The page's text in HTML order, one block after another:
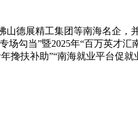
展精工集团等南海名企，
勾当”暨2025年“百万英才
搀扶补助”“南海就业平台促